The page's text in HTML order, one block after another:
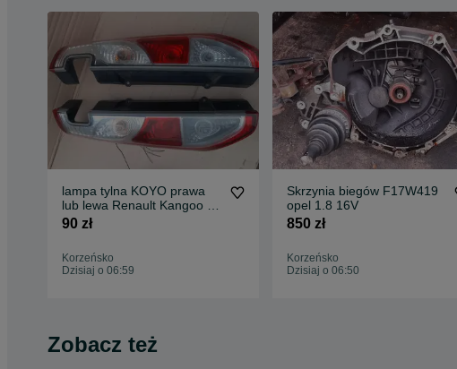
lampa tylna KOYO prawa
lub lewa Renault Kangoo II
08-13r
90 zł
Korzeńsko
Dzisiaj o 06:59
Skrzynia biegów F17W419
opel 1.8 16V
850 zł
Korzeńsko
Dzisiaj o 06:50
Zobacz też